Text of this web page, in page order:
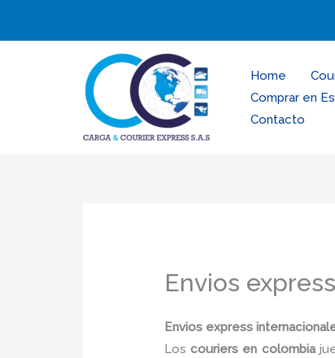
Home
Comprar en
Contacto
Envios
Envios express
Loscouriers en colombia